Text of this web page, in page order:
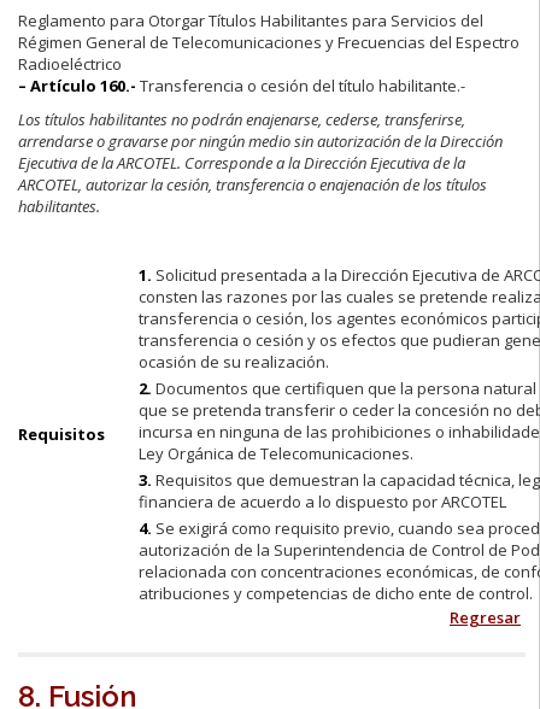
Reglamento para Otorgar Títulos Habilitantes para Servicios del
Régimen General de Telecomunicaciones y Frecuencias del Espectro
Radioeléctrico
– Artículo 160.- Transferencia o cesión del título habilitante.-
Los títulos habilitantes no podrán enajenarse, cederse, transferirse,
arrendarse o gravarse por ningún medio sin autorización de la Dirección
Ejecutiva de la ARCOTEL. Corresponde a la Dirección Ejecutiva de la
ARCOTEL, autorizar la cesión, transferencia o enajenación de los títulos
habilitantes.
Requisitos
1. Solicitud presentada a la Dirección Ejecutiva de
consten las razones por las cuales se pretende
transferencia o cesión, los agentes económicos
transferencia o cesión y os efectos que pudieran
ocasión de su realización.
2. Documentos que certifiquen que la persona natural
que se pretenda transferir o ceder la concesión no
incursa en ninguna de las prohibiciones o
Ley Orgánica de Telecomunicaciones.
3. Requisitos que demuestran la capacidad técnica,
financiera de acuerdo a lo dispuesto por ARCOTEL
4. Se exigirá como requisito previo, cuando sea
autorización de la Superintendencia de Control de
relacionada con concentraciones económicas, de
atribuciones y competencias de dicho ente de control.
Regresar
8. Fusión